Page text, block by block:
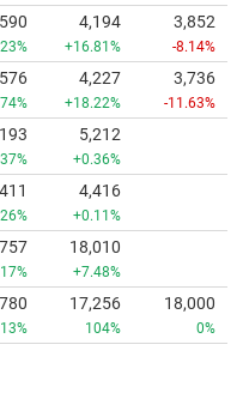
4,194
+16.81%
3,852
-8.14%
4,227
+18.22%
3,736
-11.63%
5,212
+0.36%
4,416
+0.11%
18,010
+7.48%
17,256
104%
18,000
0%